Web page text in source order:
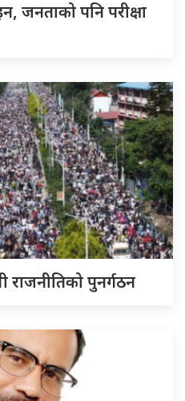
जनताको पनि परीक्षा
पुनर्गठन